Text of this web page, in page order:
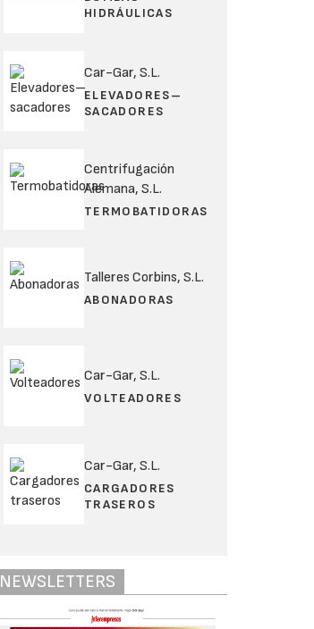
HIDRÁULICAS
Car-Gar, S.L.
ELEVADORES–
SACADORES
Centrifugación
Alemana, S.L.
TERMOBATIDORAS
Talleres Corbins, S.L.
ABONADORAS
Car-Gar, S.L.
VOLTEADORES
Car-Gar, S.L.
CARGADORES
TRASEROS
NEWSLETTERS